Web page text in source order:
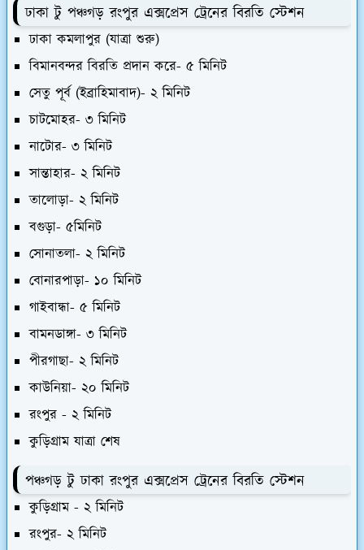
ঢাকা টু পঞ্চগড় রংপুর এক্সপ্রেস ট্রেনের বিরতি স্টেশন
ঢাকা কমলাপুর (যাত্রা শুরু)
বিমানবন্দর বিরতি প্রদান করে- ৫ মিনিট
সেতু পূর্ব (ইব্রাহিমাবাদ)- ২ মিনিট
চাটমোহর- ৩ মিনিট
নাটোর- ৩ মিনিট
সান্তাহার- ২ মিনিট
তালোড়া- ২ মিনিট
বগুড়া- ৫মিনিট
সোনাতলা- ২ মিনিট
বোনারপাড়া- ১০ মিনিট
গাইবান্ধা- ৫ মিনিট
বামনডাঙ্গা- ৩ মিনিট
পীরগাছা- ২ মিনিট
কাউনিয়া- ২০ মিনিট
রংপুর - ২ মিনিট
কুড়িগ্রাম যাত্রা শেষ
পঞ্চগড় টু ঢাকা রংপুর এক্সপ্রেস ট্রেনের বিরতি স্টেশন
কুড়িগ্রাম - ২ মিনিট
রংপুর- ২ মিনিট